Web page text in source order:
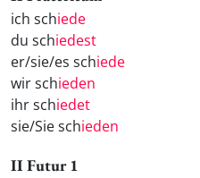
ich schiede
du schiedest
er/sie/es schiede
wir schieden
ihr schiedet
sie/Sie schieden
II Futur 1